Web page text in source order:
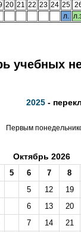
20 21 22 23 24 25
л.
учебных
2025 -
Первым
Октябрь 2026
5 6 7
8
5 12
19
6 13
20
7 14
21